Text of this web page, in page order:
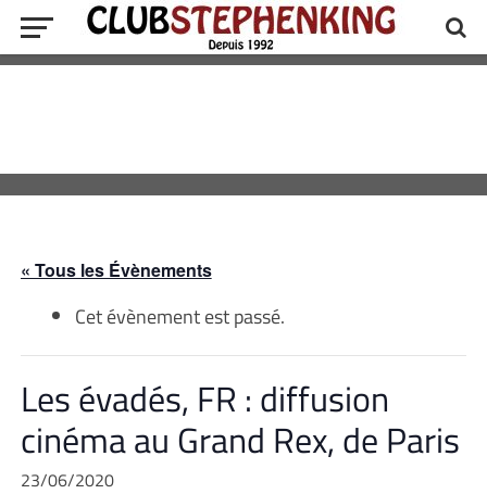
« Tous les Évènements
Cet évènement est passé.
Les évadés, FR : diffusion
cinéma au Grand Rex, de Paris
23/06/2020